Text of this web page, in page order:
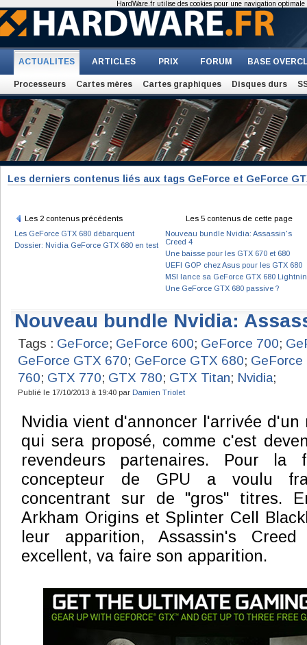
ACTUALITES ARTICLES PRIX FORUM BASE
Processeurs Cartes mères Cartes graphiques Disques durs
Les derniers contenus liés aux tags GeForce et GeForce
Les 2 contenus précédents
Les GeForce GTX 680 débarquent
Dossier: Nvidia GeForce GTX 680 en test
Les 5 contenus de cette page
Nouveau bundle Nvidia: Assassin's
Creed 4
Une baisse pour les GTX 670 et 680
UEFI GOP chez Asus pour les GTX 680
MSI lance sa GeForce GTX 680
Une GeForce GTX 680 passive ?
Nouveau bundle Nvidia:
Tags : GeForce; GeForce 600; GeForce 700;
GeForce GTX 670; GeForce GTX 680; GeForce
760; GTX 770; GTX 780; GTX Titan; Nvidia;
Publié le 17/10/2013 à 19:40 par Damien Triolet
Nvidia vient d'annoncer l'arrivée d'un
qui sera proposé, comme c'est
revendeurs partenaires. Pour
concepteur de GPU a voulu
concentrant sur de "gros" titres.
Arkham Origins et Splinter Cell
leur apparition, Assassin's
excellent, va faire son apparition.
HardWare.fr utilise des cookies pour une navigation